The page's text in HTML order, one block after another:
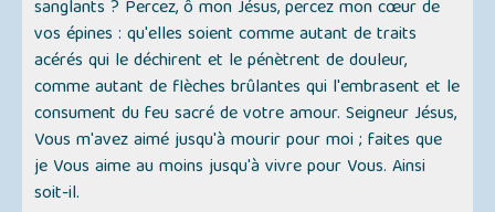
sanglants ? Percez, ô mon Jésus, percez mon cœur de
vos épines : qu'elles soient comme autant de traits
acérés qui le déchirent et le pénètrent de douleur,
comme autant de flèches brûlantes qui l'embrasent et le
consument du feu sacré de votre amour. Seigneur Jésus,
Vous m'avez aimé jusqu'à mourir pour moi ; faites que
je Vous aime au moins jusqu'à vivre pour Vous. Ainsi
soit-il.